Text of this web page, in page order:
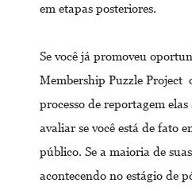
em etapas posteriores.
Se você já promoveu
Membership Puzzle Project
processo de reportagem
avaliar se você está de fato
público. Se a maioria de
acontecendo no estágio de